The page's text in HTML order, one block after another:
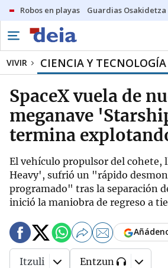
Robos en playas Guardias Osakidetza
VIVIR CIENCIA Y TECNOLOGÍA
SpaceX vuela de
meganave
termina
El vehículo propulsor del cohete,
Heavy', sufrió un "rápido
programado" tras la separación
inició la maniobra de regreso a
Itzuli Entzun